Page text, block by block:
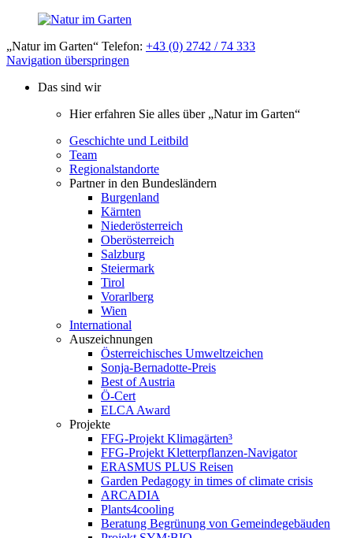
„Natur im Garten“ Telefon: +43 (0) 2742 / 74 333
Navigation überspringen
Das sind wir
Hier erfahren Sie alles über „Natur im Garten“
Geschichte und Leitbild
Team
Regionalstandorte
Partner in den Bundesländern
Burgenland
Kärnten
Niederösterreich
Oberösterreich
Salzburg
Steiermark
Tirol
Vorarlberg
Wien
International
Auszeichnungen
Österreichisches Umweltzeichen
Sonja-Bernadotte-Preis
Best of Austria
Ö-Cert
ELCA Award
Projekte
FFG-Projekt Klimagärten³
FFG-Projekt Kletterpflanzen-Navigator
ERASMUS PLUS Reisen
Garden Pedagogy in times of climate crisis
ARCADIA
Plants4cooling
Beratung Begrünung von Gemeindegebäuden